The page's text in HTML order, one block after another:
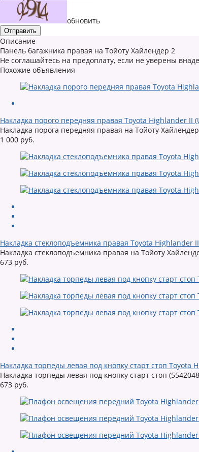
обновить
Описание
Панель багажника правая на Тойоту Хайлендер 2
Не соглашайтесь на предоплату, если не уверены
Похожие объявления
Накладка порого передняя правая Toyota Highlander II
Накладка порога передняя правая на Тойоту
1 000 руб.
Накладка стеклоподъемника правая Toyota Highlander
Накладка стеклоподъемника правая на Тойоту
673 руб.
Накладка торпеды левая под кнопку старт стоп Toyota
Накладка торпеды левая под кнопку старт стоп
673 руб.